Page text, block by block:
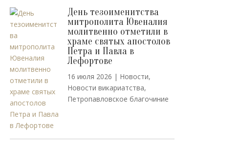
День тезоименитства
митрополита Ювеналия
молитвенно отметили в
храме святых апостолов
Петра и Павла в
Лефортове
16 июля 2026 | Новости,
Новости викариатства,
Петропавловское благочиние